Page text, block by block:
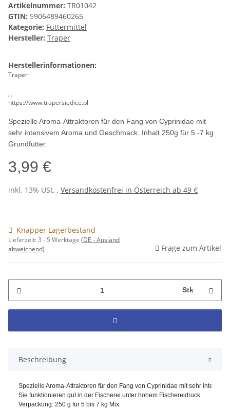
Artikelnummer: TR01042
GTIN: 5906489460265
Kategorie: Futtermittel
Hersteller: Traper
Herstellerinformationen:
Traper
, ,
https://www.trapersiedice.pl
Spezielle Aroma-Attraktoren für den Fang von Cyprinidae mit
sehr intensivem Aroma und Geschmack. Inhalt 250g für 5 -7 kg
Grundfutter.
3,99 €
inkl. 13% USt. , Versandkostenfrei in Österreich ab 49 €
Knapper Lagerbestand
Lieferzeit:3 - 5 Werktage (DE - Ausland
abweichend)
Frage zum Artikel
Stk
Beschreibung
Spezielle Aroma-Attraktoren für den Fang von Cyprinidae mit sehr
Sie funktionieren gut in der Fischerei unter hohem Fischereidruck.
Verpackung: 250 g für 5 bis 7 kg Mix.